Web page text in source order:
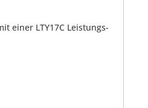
einer LTY17C Leistungs-